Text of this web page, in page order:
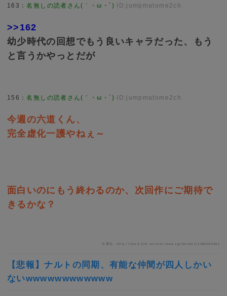
163 ：名無しの読者さん(｀・ω・´) ID:jumpmatome2ch
>>162
幼少時代の回想でもう良いキャラだった、もう
と言うかやっとだが
156 ：名無しの読者さん(｀・ω・´) ID:jumpmatome2ch
今週の六道くん、
完全虚化一護やねぇ～
面白いのにもう終わるのか、次回作にご期待で
きるかな？
引用元：http://ikura.2ch.sc/test/read.cgi/wcomic/1486002451
【悲報】ナルトの同期、有能な仲間が四人しかい
ないwwwwwwwwwwww